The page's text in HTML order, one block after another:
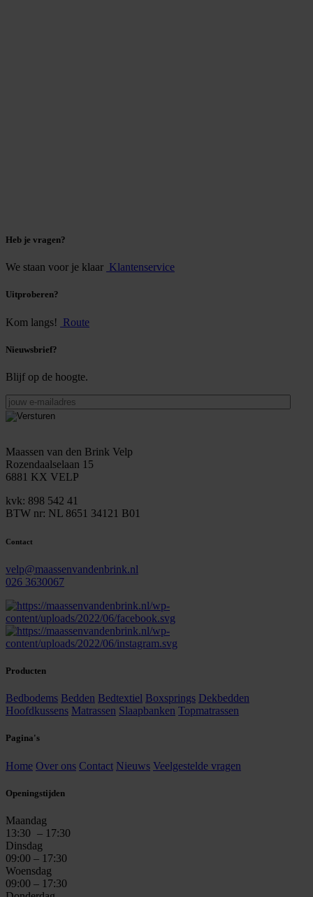
Heb je vragen?
We staan voor je klaar Klantenservice
Uitproberen?
Kom langs! Route
Nieuwsbrief?
Blijf op de hoogte.
jouw
e-
mailadres
Maassen van den Brink Velp
Rozendaalselaan 15
6881 KX VELP
kvk: 898 542 41
BTW nr: NL 8651 34121 B01
Contact
velp@maassenvandenbrink.nl
026 3630067
Producten
Bedbodems Bedden Bedtextiel Boxsprings Dekbedden
Hoofdkussens Matrassen Slaapbanken Topmatrassen
Pagina's
Home Over ons Contact Nieuws Veelgestelde vragen
Openingstijden
Maandag
13:30 – 17:30
Dinsdag
09:00 – 17:30
Woensdag
09:00 – 17:30